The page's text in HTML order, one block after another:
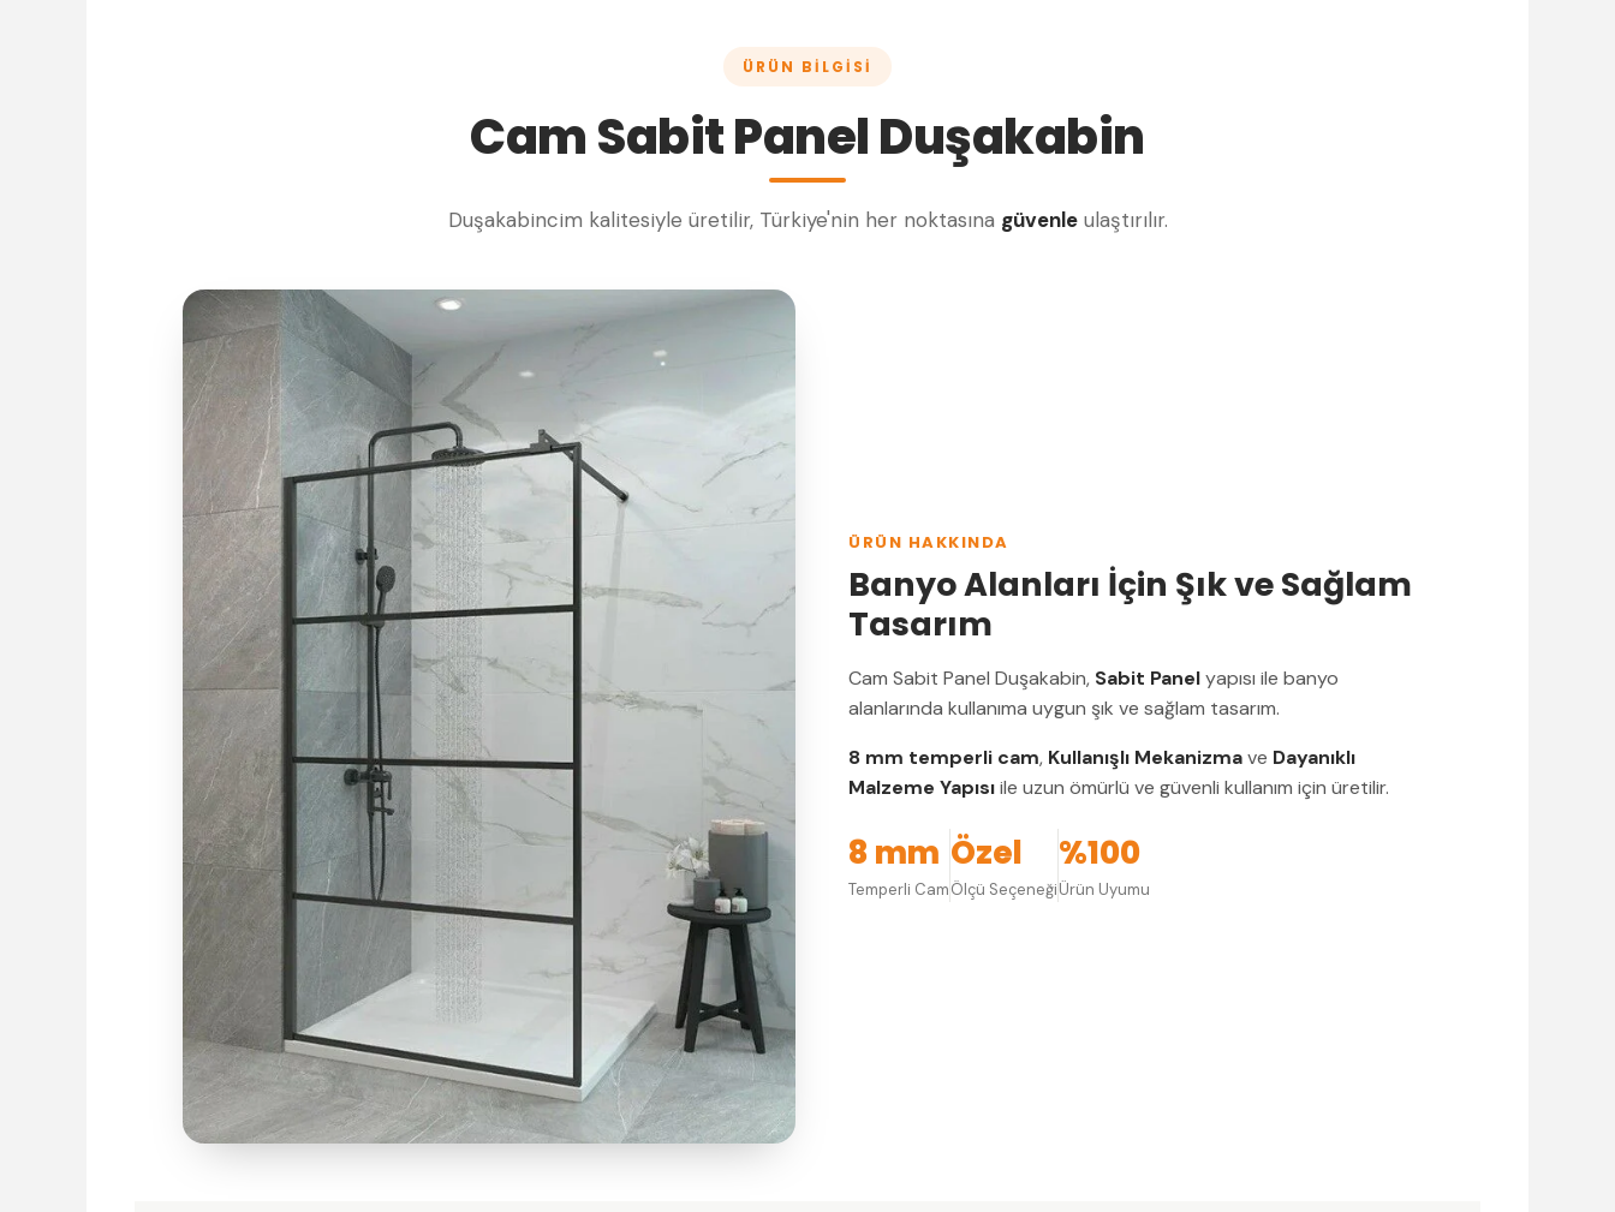
ÜRÜN BILGISI
Cam Sabit Panel Duşakabin
Duşakabincim kalitesiyle üretilir, Türkiye'nin her noktasına güvenleulaştırılır.
ÜRÜN HAKKINDA
Banyo Alanları İçin Şık ve Sağlam
Tasarım
Cam Sabit Panel Duşakabin, Sabit Panelyapısı ile banyo
alanlarında kullanıma uygun şık ve sağlam tasarım.
8 mm temperli cam, Kullanışlı Mekanizmave Dayanıklı
Malzeme Yapısıile uzun ömürlü ve güvenli kullanım için üretilir.
8 mm
Temperli Cam
Özel
Ölçü Seçeneği
%100
Ürün Uyumu